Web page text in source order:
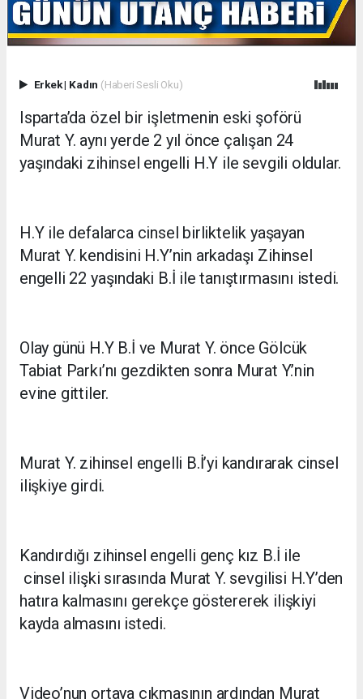
Erkek| Kadın (Haberi Sesli Oku)
Isparta’da özel bir işletmenin eski şoförü
Murat Y. aynı yerde 2 yıl önce çalışan 24
yaşındaki zihinsel engelli H.Y ile sevgili oldular.
H.Y ile defalarca cinsel birliktelik yaşayan
Murat Y. kendisini H.Y’nin arkadaşı Zihinsel
engelli 22 yaşındaki B.İ ile tanıştırmasını istedi.
Olay günü H.Y B.İ ve Murat Y. önce Gölcük
Tabiat Parkı’nı gezdikten sonra Murat Y.’nin
evine gittiler.
Murat Y. zihinsel engelli B.İ’yi kandırarak cinsel
ilişkiye girdi.
Kandırdığı zihinsel engelli genç kız B.İ ile
cinsel ilişki sırasında Murat Y. sevgilisi H.Y’den
hatıra kalmasını gerekçe göstererek ilişkiyi
kayda almasını istedi.
Video’nun ortaya çıkmasının ardından Murat